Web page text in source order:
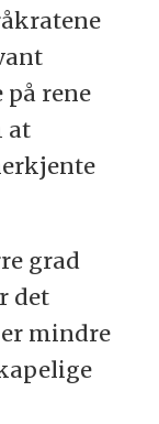
på rene
at
grad
det
mindre